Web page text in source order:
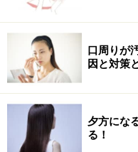
使用したコスメ
使用したコスメ
a 計算された発色や質感が
口周りが
因と対策
夕方にな
る！